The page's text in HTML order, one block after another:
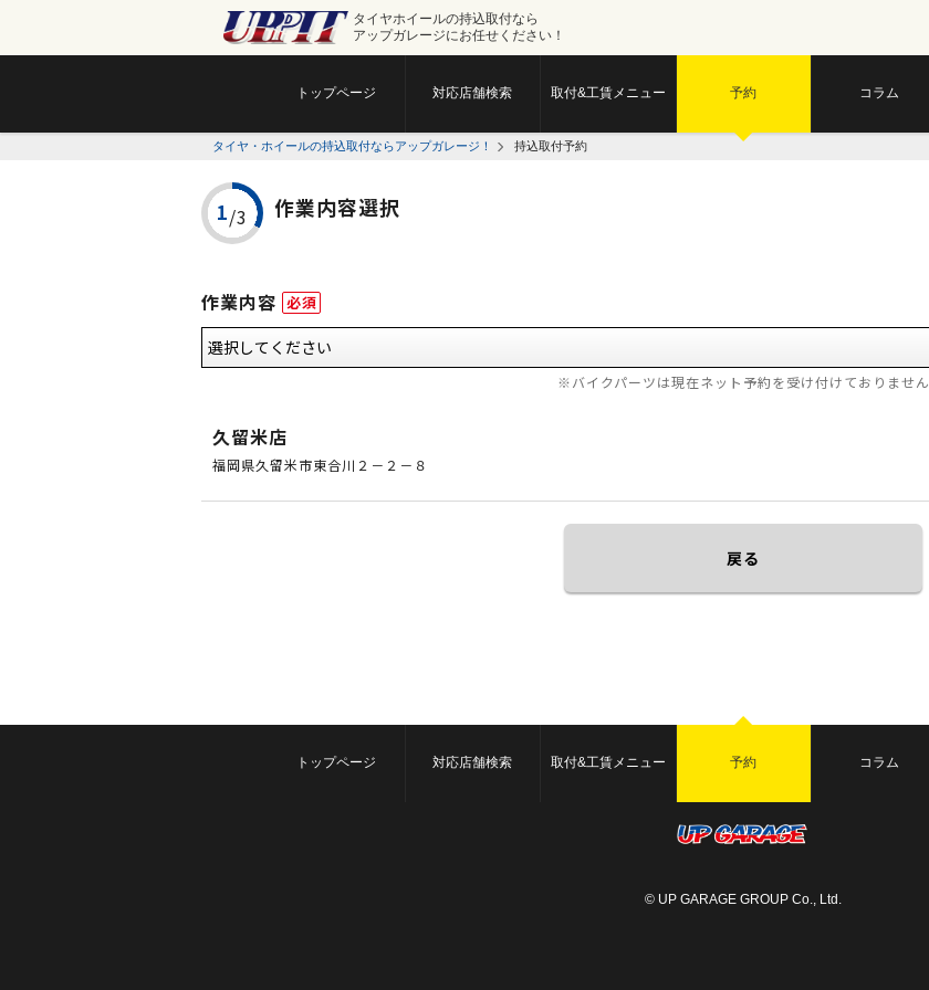
タイヤホイールの持込取付なら
アップガレージにお任せください！
トップページ 対応店舗検索 取付&工賃メニュー 予約 コラム
タイヤ・ホイールの持込取付ならアップガレージ！ 持込取付予約
作業内容選択
作業内容 必須
※バイクパーツは現在ネット予約を受け付けておりません
久留米店
福岡県久留米市東合川２－２－８
戻る
トップページ 対応店舗検索 取付&工賃メニュー 予約 コラム
© UP GARAGE GROUP Co., Ltd.